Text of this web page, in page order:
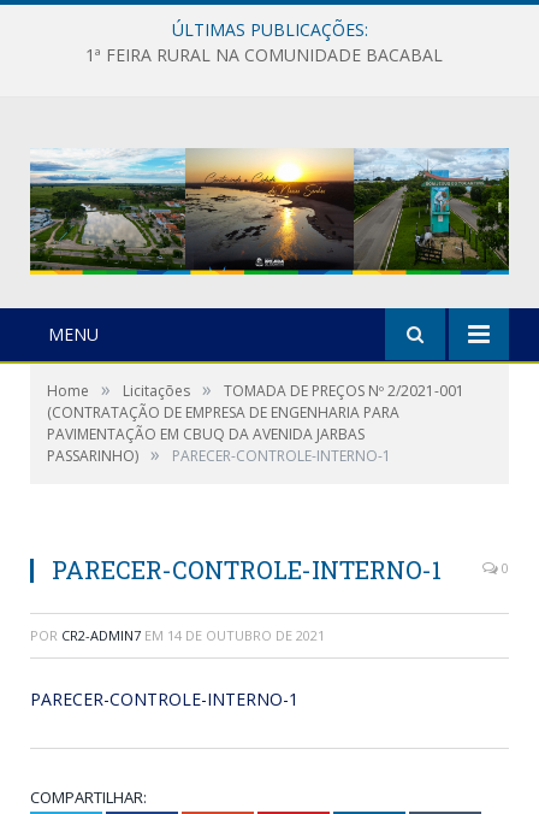
ÚLTIMAS PUBLICAÇÕES:
1ª FEIRA RURAL NA COMUNIDADE BACABAL
MENU
Home » Licitações »
TOMADA DE PREÇOS Nº 2/2021-001
(CONTRATAÇÃO DE EMPRESA DE ENGENHARIA PARA
PAVIMENTAÇÃO EM CBUQ DA AVENIDA JARBAS
PASSARINHO) » PARECER-CONTROLE-INTERNO-1
PARECER-CONTROLE-INTERNO-1 0
POR CR2-ADMIN7 EM 14 DE OUTUBRO DE 2021
PARECER-CONTROLE-INTERNO-1
COMPARTILHAR: